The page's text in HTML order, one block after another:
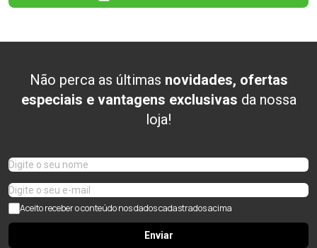
Não perca as últimas novidades, ofertas
especiais e vantagens exclusivas da nossa
loja!
Aceito receber o conteúdo nos dados cadastrados acima
Enviar